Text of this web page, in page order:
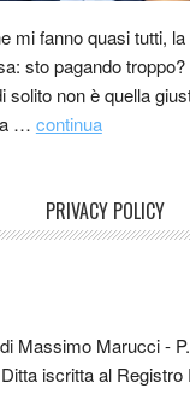
mi fanno quasi tutti,
sto pagando
solito non è quella
… continua
PRIVACY POLICY
Massimo Marucci -
iscritta al